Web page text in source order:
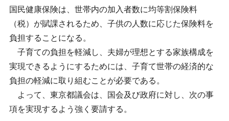
国民健康保険は、世帯内の加入者数に均等割保険料
（税）が賦課されるため、子供の人数に応じた保険料を
負担することになる。
子育ての負担を軽減し、夫婦が理想とする家族構成を
実現できるようにするためには、子育て世帯の経済的な
負担の軽減に取り組むことが必要である。
よって、東京都議会は、国会及び政府に対し、次の事
項を実現するよう強く要請する。